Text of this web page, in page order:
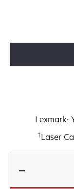
Laser
†